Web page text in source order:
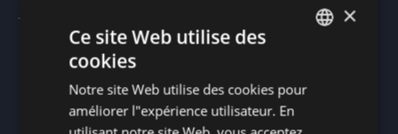
Chercher
Demandez une offre
Contactez-nous
DUTCH
×
Ce site Web utilise des
cookies
Notre site Web utilise des cookies pour
améliorer l"expérience utilisateur. En